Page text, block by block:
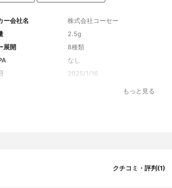
ー会社名
株式会社コーセー
2.5g
展開
8種類
なし
2025/1/16
もっと見る
クチコミ・評判(1)